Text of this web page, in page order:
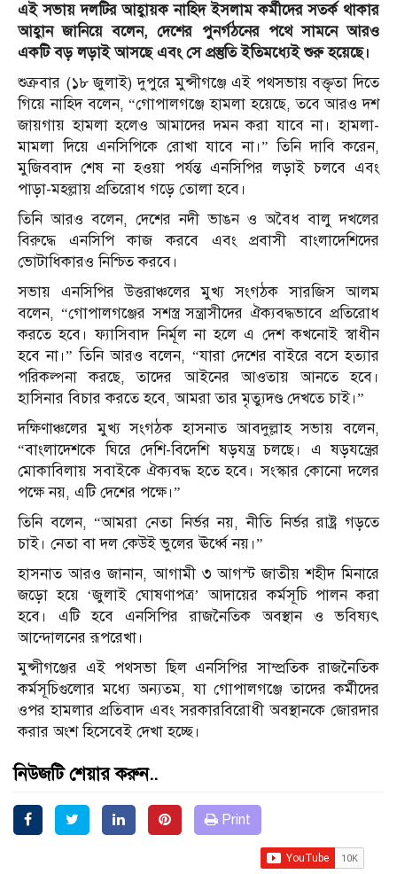
এই সভায় দলটির আহ্বায়ক নাহিদ ইসলাম কর্মীদের সতর্ক থাকার
আহ্বান জানিয়ে বলেন, দেশের পুনর্গঠনের পথে সামনে আরও
একটি বড় লড়াই আসছে এবং সে প্রস্তুতি ইতিমধ্যেই শুরু হয়েছে।
শুক্রবার (১৮ জুলাই) দুপুরে মুন্সীগঞ্জে এই পথসভায় বক্তৃতা দিতে
গিয়ে নাহিদ বলেন, “গোপালগঞ্জে হামলা হয়েছে, তবে আরও দশ
জায়গায় হামলা হলেও আমাদের দমন করা যাবে না। হামলা-
মামলা দিয়ে এনসিপিকে রোখা যাবে না।” তিনি দাবি করেন,
মুজিববাদ শেষ না হওয়া পর্যন্ত এনসিপির লড়াই চলবে এবং
পাড়া-মহল্লায় প্রতিরোধ গড়ে তোলা হবে।
তিনি আরও বলেন, দেশের নদী ভাঙন ও অবৈধ বালু দখলের
বিরুদ্ধে এনসিপি কাজ করবে এবং প্রবাসী বাংলাদেশিদের
ভোটাধিকারও নিশ্চিত করবে।
সভায় এনসিপির উত্তরাঞ্চলের মুখ্য সংগঠক সারজিস আলম
বলেন, “গোপালগঞ্জের সশস্ত্র সন্ত্রাসীদের ঐক্যবদ্ধভাবে প্রতিরোধ
করতে হবে। ফ্যাসিবাদ নির্মূল না হলে এ দেশ কখনোই স্বাধীন
হবে না।” তিনি আরও বলেন, “যারা দেশের বাইরে বসে হত্যার
পরিকল্পনা করছে, তাদের আইনের আওতায় আনতে হবে।
হাসিনার বিচার করতে হবে, আমরা তার মৃত্যুদণ্ড দেখতে চাই।”
দক্ষিণাঞ্চলের মুখ্য সংগঠক হাসনাত আবদুল্লাহ সভায় বলেন,
“বাংলাদেশকে ঘিরে দেশি-বিদেশি ষড়যন্ত্র চলছে। এ ষড়যন্ত্রের
মোকাবিলায় সবাইকে ঐক্যবদ্ধ হতে হবে। সংস্কার কোনো দলের
পক্ষে নয়, এটি দেশের পক্ষে।”
তিনি বলেন, “আমরা নেতা নির্ভর নয়, নীতি নির্ভর রাষ্ট্র গড়তে
চাই। নেতা বা দল কেউই ভুলের ঊর্ধ্বে নয়।”
হাসনাত আরও জানান, আগামী ৩ আগস্ট জাতীয় শহীদ মিনারে
জড়ো হয়ে ‘জুলাই ঘোষণাপত্র’ আদায়ের কর্মসূচি পালন করা
হবে। এটি হবে এনসিপির রাজনৈতিক অবস্থান ও ভবিষ্যৎ
আন্দোলনের রূপরেখা।
মুন্সীগঞ্জের এই পথসভা ছিল এনসিপির সাম্প্রতিক রাজনৈতিক
কর্মসূচিগুলোর মধ্যে অন্যতম, যা গোপালগঞ্জে তাদের কর্মীদের
ওপর হামলার প্রতিবাদ এবং সরকারবিরোধী অবস্থানকে জোরদার
করার অংশ হিসেবেই দেখা হচ্ছে।
নিউজটি শেয়ার করুন..
Print